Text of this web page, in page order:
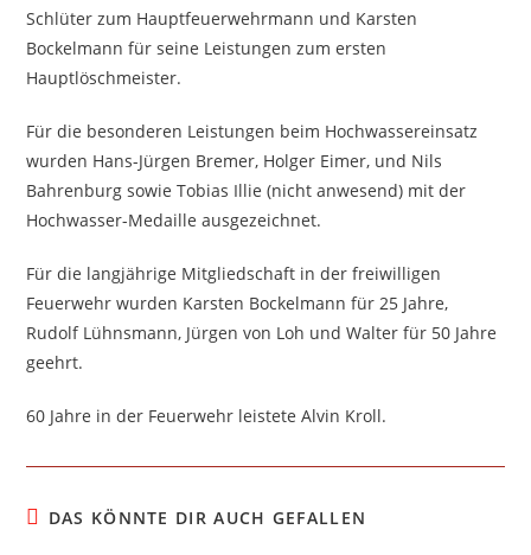
Schlüter zum Hauptfeuerwehrmann und Karsten
Bockelmann für seine Leistungen zum ersten
Hauptlöschmeister.
Für die besonderen Leistungen beim Hochwassereinsatz
wurden Hans-Jürgen Bremer, Holger Eimer, und Nils
Bahrenburg sowie Tobias Illie (nicht anwesend) mit der
Hochwasser-Medaille ausgezeichnet.
Für die langjährige Mitgliedschaft in der freiwilligen
Feuerwehr wurden Karsten Bockelmann für 25 Jahre,
Rudolf Lühnsmann, Jürgen von Loh und Walter für 50 Jahre
geehrt.
60 Jahre in der Feuerwehr leistete Alvin Kroll.
DAS KÖNNTE DIR AUCH GEFALLEN